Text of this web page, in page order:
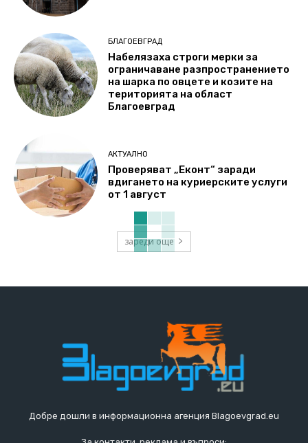
БЛАГОЕВГРАД
Набелязаха строги мерки за
ограничаване разпространението
на шарка по овцете и козите на
територията на област
Благоевград
АКТУАЛНО
Проверяват „Еконт“ заради
вдигането на куриерските услуги
от 1 август
зареди още
Добре дошли в информационна агенция Blagoevgrad.eu